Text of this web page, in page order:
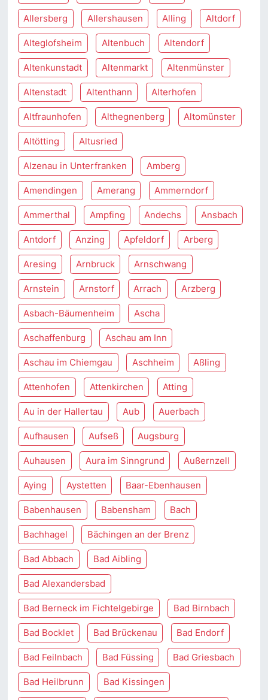
Allersberg Allershausen Alling Altdorf
Alteglofsheim Altenbuch Altendorf
Altenkunstadt Altenmarkt Altenmünster
Altenstadt Altenthann Alterhofen
Altfraunhofen Althegnenberg Altomünster
Altötting Altusried
Alzenau in Unterfranken Amberg
Amendingen Amerang Ammerndorf
Ammerthal Ampfing Andechs Ansbach
Antdorf Anzing Apfeldorf Arberg
Aresing Arnbruck Arnschwang
Arnstein Arnstorf Arrach Arzberg
Asbach-Bäumenheim Ascha
Aschaffenburg Aschau am Inn
Aschau im Chiemgau Aschheim Aßling
Attenhofen Attenkirchen Atting
Au in der Hallertau Aub Auerbach
Aufhausen Aufseß Augsburg
Auhausen Aura im Sinngrund Außernzell
Aying Aystetten Baar-Ebenhausen
Babenhausen Babensham Bach
Bachhagel Bächingen an der Brenz
Bad Abbach Bad Aibling
Bad Alexandersbad
Bad Berneck im Fichtelgebirge Bad Birnbach
Bad Bocklet Bad Brückenau Bad Endorf
Bad Feilnbach Bad Füssing Bad Griesbach
Bad Heilbrunn Bad Kissingen